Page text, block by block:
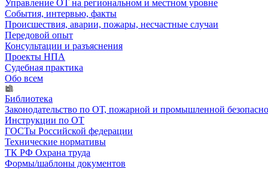
Управление ОТ на региональном и местном уровне
События, интервью, факты
Происшествия, аварии, пожары, несчастные случаи
Передовой опыт
Консультации и разъяснения
Проекты НПА
Судебная практика
Обо всем
Библиотека
Законодательство по ОТ, пожарной и промышленной
Инструкции по ОТ
ГОСТы Российской федерации
Технические нормативы
ТК РФ Охрана труда
Формы/шаблоны документов